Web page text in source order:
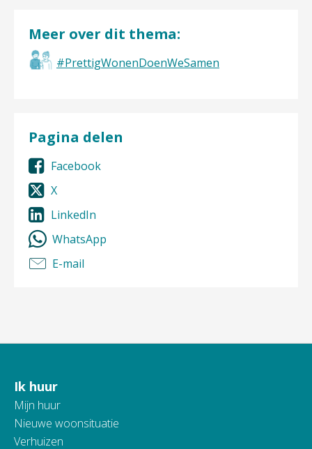
Meer over dit thema:
#PrettigWonenDoenWeSamen
Pagina delen
Facebook
X
LinkedIn
WhatsApp
E-mail
Contactinformatie
Ik huur
Mijn huur
Nieuwe woonsituatie
Verhuizen